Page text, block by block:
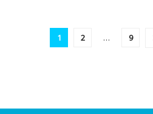
1 2 … 9